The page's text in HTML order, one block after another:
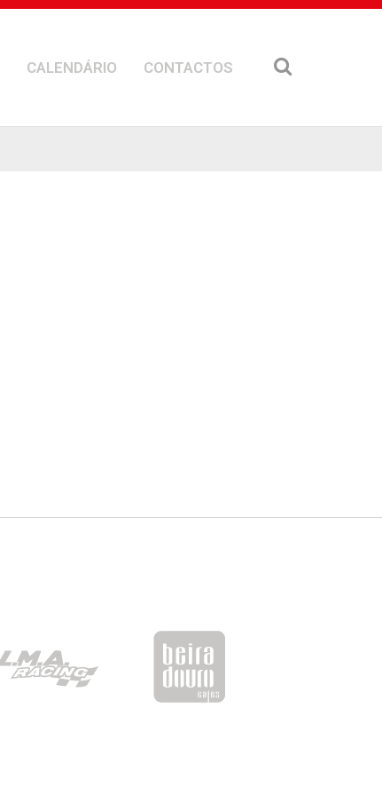
CALENDÁRIO CONTACTOS